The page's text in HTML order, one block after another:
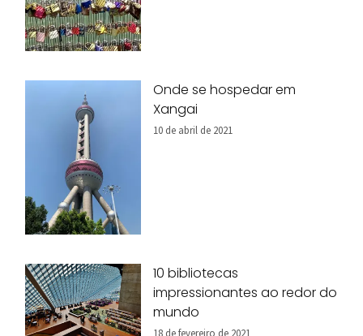
Onde se hospedar em
Xangai
10 de abril de 2021
10 bibliotecas
impressionantes ao redor do
mundo
18 de fevereiro de 2021